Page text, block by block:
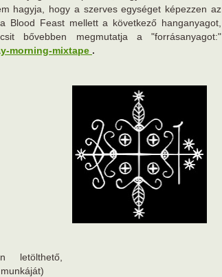
hagyja, hogy a szerves egységet képezzen az
Blood Feast mellett a következő hanganyagot,
bővebben megmutatja a "forrásanyagot:"
morning-mixtape .
letölthető,